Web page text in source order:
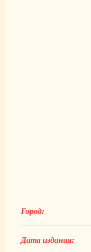
Город:
Дата издания: